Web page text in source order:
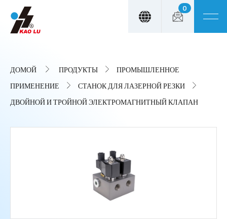
0
ДОМОЙ ПРОДУКТЫ
ПРОМЫШЛЕННОЕ
ПРИМЕНЕНИЕ
СТАНОК ДЛЯ ЛАЗЕРНОЙ РЕЗКИ
ДВОЙНОЙ И ТРОЙНОЙ ЭЛЕКТРОМАГНИТНЫЙ КЛАПАН
Панель управления cookies